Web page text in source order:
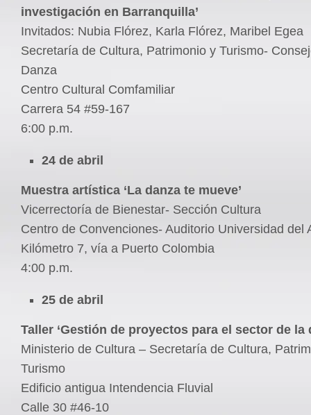
investigación en Barranquilla’
Invitados: Nubia Flórez, Karla Flórez, Maribel Egea
Secretaría de Cultura, Patrimonio y Turismo-
Danza
Centro Cultural Comfamiliar
Carrera 54 #59-167
6:00 p.m.
24 de abril
Muestra artística ‘La danza te mueve’
Vicerrectoría de Bienestar- Sección Cultura
Centro de Convenciones- Auditorio Universidad del
Kilómetro 7, vía a Puerto Colombia
4:00 p.m.
25 de abril
Taller ‘Gestión de proyectos para el sector de la
Ministerio de Cultura – Secretaría de Cultura,
Turismo
Edificio antigua Intendencia Fluvial
Calle 30 #46-10